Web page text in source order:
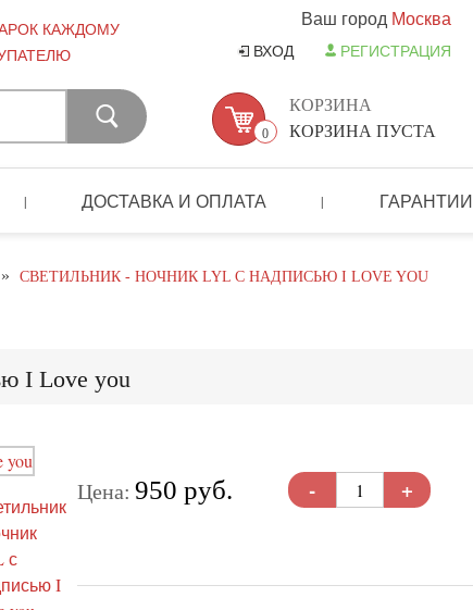
КАЖДОМУ
Ваш город Москва
ВХОД РЕГИСТРАЦИЯ
0
КОРЗИНА
КОРЗИНА ПУСТА
| ДОСТАВКА И ОПЛАТА | ГАРАНТИИ
» СВЕТИЛЬНИК - НОЧНИК LYL С НАДПИСЬЮ I LOVE YOU
I Love you
Цена: 950 руб. - +